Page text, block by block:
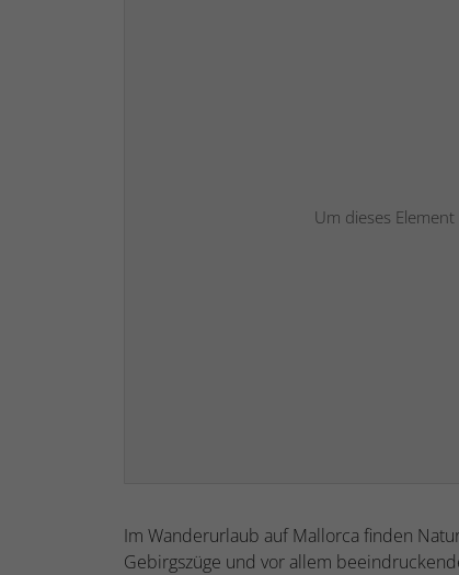
Um dieses
Im Wanderurlaub auf Mallorca finden
Gebirgszüge und vor allem